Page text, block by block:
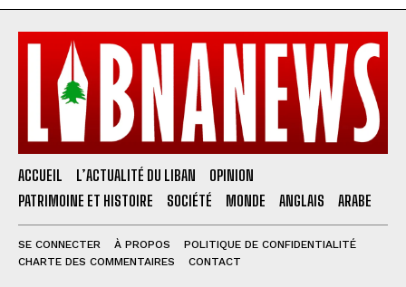
ACCUEIL L’ACTUALITÉ DU LIBAN
OPINION
PATRIMOINE ET HISTOIRE
SOCIÉTÉ MONDE ANGLAIS ARABE
SE CONNECTER À PROPOS
POLITIQUE DE CONFIDENTIALITÉ
CHARTE DES COMMENTAIRES
CONTACT